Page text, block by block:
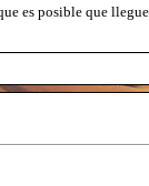
es posible que